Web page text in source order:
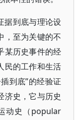
据到底与理论设
，至为关键的不
某历史事件的经
民的工作和生活
到底”的经验证
济史，它与历史
动史（popular